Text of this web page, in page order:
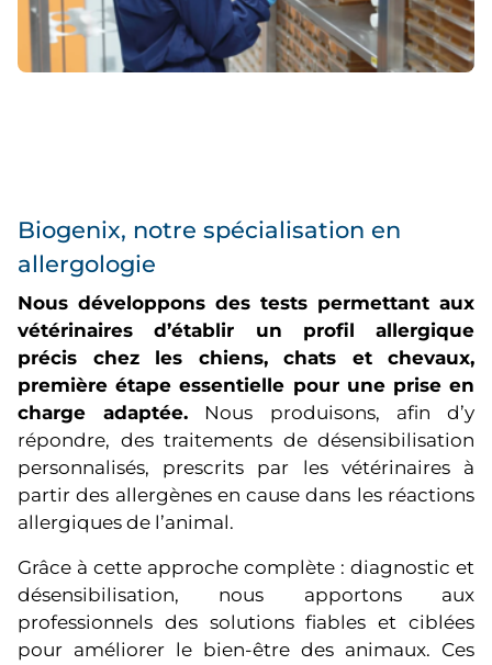
Biogenix, notre spécialisation en
allergologie
Nous développons des tests permettant aux
vétérinaires d’établir un profil allergique
précis chez les chiens, chats et chevaux,
première étape essentielle pour une prise en
charge adaptée. Nous produisons, afin d’y
répondre, des traitements de désensibilisation
personnalisés, prescrits par les vétérinaires à
partir des allergènes en cause dans les réactions
allergiques de l’animal.
Grâce à cette approche complète : diagnostic et
désensibilisation, nous apportons aux
professionnels des solutions fiables et ciblées
pour améliorer le bien-être des animaux. Ces